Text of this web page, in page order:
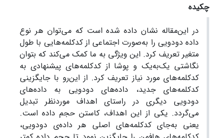
چکیده
در این‌مقاله نشان داده شده است که می‌توان هر نوع
داده دودویی را به‌صورت اجتماعی از کدکلمه‌هایی با طول
متغیر تعریف کرد. این ویژگی به ما کمک می‌کند که بتوان
نگاشتی یک‌به‌یک و پوشا از کدکلمه‌های پیشنهادی به
کدکلمه‌های مورد نیاز تعریف کرد. از این‌رو با جایگزینی
کدکلمه‌های جدید، داده‌های دودویی به داده‌های
دودویی دیگری در راستای اهداف موردنظر تبدیل
می‌گردد. یکی از این اهداف، کاستن حجم داده است.
یعنی به‌جای کدکلمه‌های اصلی هر داده‌ی دودویی،